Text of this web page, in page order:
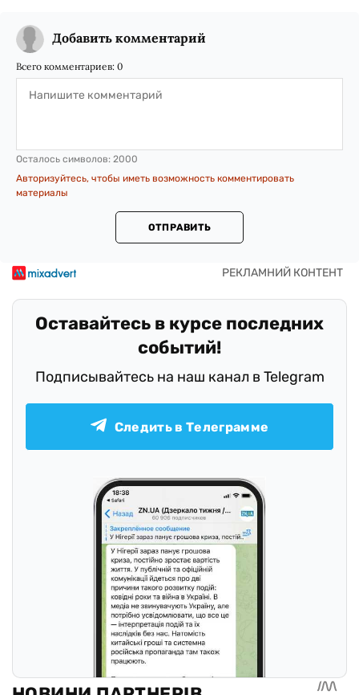
Добавить комментарий
Всего комментариев: 0
Осталось символов: 2000
Авторизуйтесь, чтобы иметь возможность комментировать
материалы
ОТПРАВИТЬ
Оставайтесь в курсе последних
событий!
Подписывайтесь на наш канал в Telegram
Следить в Телеграмме